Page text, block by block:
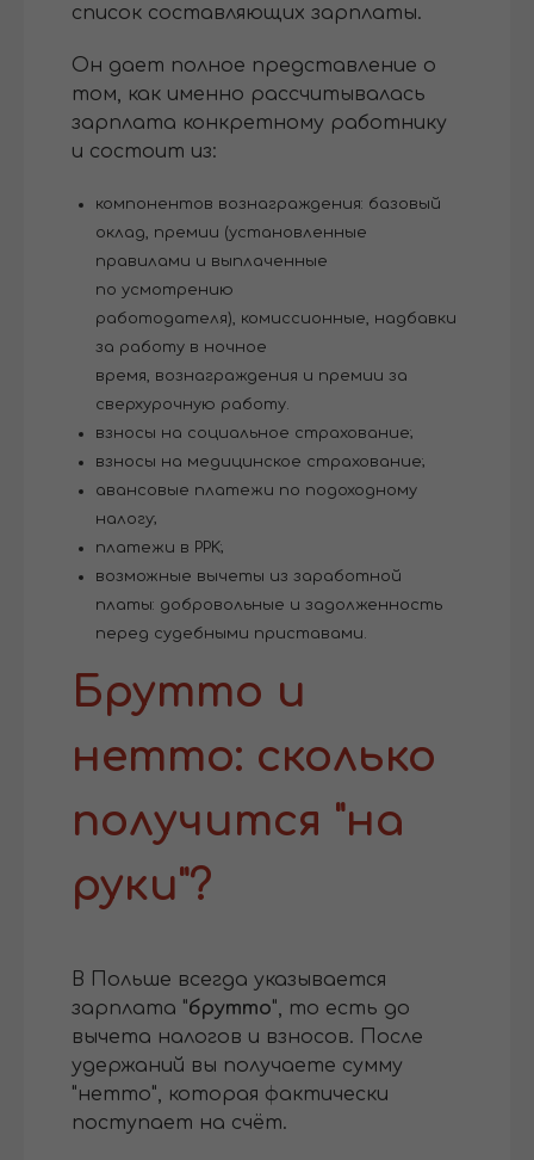
список составляющих зарплаты.
Он дает полное представление о
том, как именно рассчитывалась
зарплата конкретному работнику
и состоит из:
компонентов вознаграждения: базовый
оклад, премии (установленные
правилами и выплаченные
по усмотрению
работодателя), комиссионные, надбавки
за работу в ночное
время, вознаграждения и премии за
сверхурочную работу.
взносы на социальное страхование;
взносы на медицинское страхование;
авансовые платежи по подоходному
налогу;
платежи в PPK;
возможные вычеты из заработной
платы: добровольные и задолженность
перед судебными приставами.
Брутто и
нетто: сколько
получится "на
руки"?
В Польше всегда указывается
зарплата "брутто", то есть до
вычета налогов и взносов. После
удержаний вы получаете сумму
"нетто", которая фактически
поступает на счёт.